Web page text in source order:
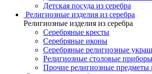
Детская посуда из серебра
Религиозные изделия из серебра
Религиозные изделия из серебра
Серебряные кресты
Серебряные иконы
Серебряные религиозные
Религиозные столовые приборы
Прочие религиозные предметы